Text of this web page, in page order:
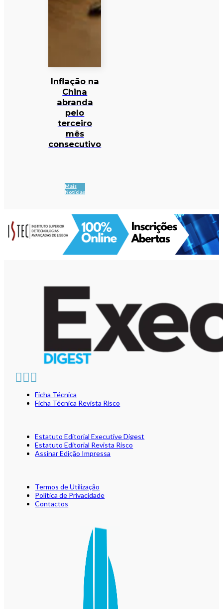
Inflação na
China
abranda
pelo
terceiro
mês
consecutivo
Mais
Notícias
Ficha Técnica
Ficha Técnica Revista Risco
Estatuto Editorial Executive Digest
Estatuto Editorial Revista Risco
Assinar Edição Impressa
Termos de Utilização
Política de Privacidade
Contactos